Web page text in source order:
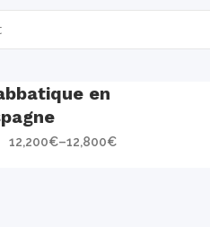
en
12,200€–12,800€